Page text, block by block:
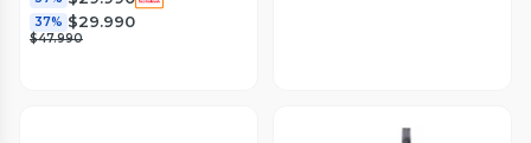
37% $29.990
$47.990